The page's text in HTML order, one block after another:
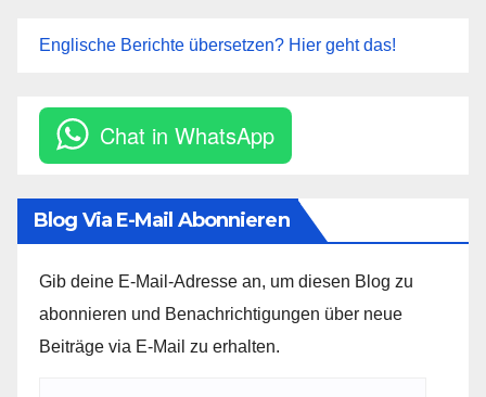
Englische Berichte übersetzen? Hier geht das!
Chat in WhatsApp
Blog Via E-Mail Abonnieren
Gib deine E-Mail-Adresse an, um diesen Blog zu
abonnieren und Benachrichtigungen über neue
Beiträge via E-Mail zu erhalten.